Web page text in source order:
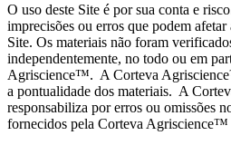
O uso deste Site é por sua conta e
imprecisões ou erros que podem
Site. Os materiais não foram
independentemente, no todo ou em
Agriscience™. A Corteva
a pontualidade dos materiais. A
responsabiliza por erros ou omissões
fornecidos pela Corteva Agriscience™